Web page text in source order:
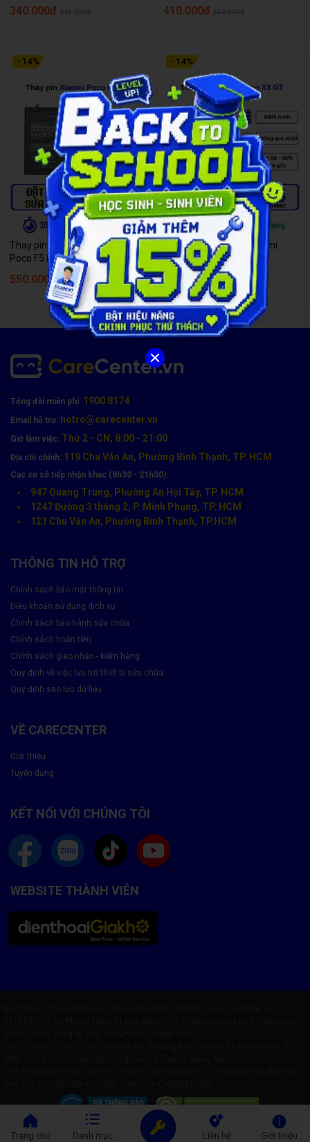
340.000đ 410.000đ
- 14%
Thay pin điện thoại Xiaomi
Poco F5 Pro
550.000đ 640.000đ
- 14%
Thay pin điện thoại Xiaomi
Poco X3 GT
590.000đ 690.000đ
Trang chủ Danh mục Liên hệ Giới thiệu
Tổng đài miễn phí: 1900 8174
Email hỗ trợ: hotro@carecenter.vn
Giờ làm việc: Thứ 2 - CN, 8:00 - 21:00
Địa chỉ chính: 119 Chu Văn An, Phường Bình Thạnh, TP. HCM
Các cơ sở tiếp nhận khác (8h30 - 21h30):
947 Quang Trung, Phường An Hội Tây, TP. HCM
1247 Đường 3 tháng 2, P. Minh Phụng, TP. HCM
121 Chu Văn An, Phường Bình Thạnh, TP.HCM
THÔNG TIN HỖ TRỢ
Chính sách bảo mật thông tin
Điều khoản sử dụng dịch vụ
Chính sách bảo hành sửa chữa
Chính sách hoàn tiền
Chính sách giao nhận - kiểm hàng
Quy định về việc lưu trữ thiết bị sửa chữa
Quy định sao lưu dữ liệu
VỀ CARECENTER
Giới thiệu
Tuyển dụng
KẾT NỐI VỚI CHÚNG TÔI
WEBSITE THÀNH VIÊN